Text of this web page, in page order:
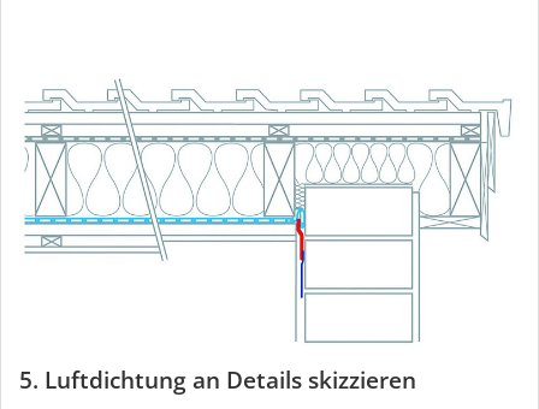
5. Luftdichtung an Details skizzieren